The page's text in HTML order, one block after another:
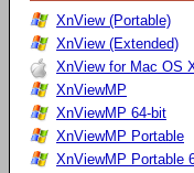
XnView (Portable)
XnView (Extended)
XnView for Mac OS
XnViewMP
XnViewMP 64-bit
XnViewMP Portable
XnViewMP Portable